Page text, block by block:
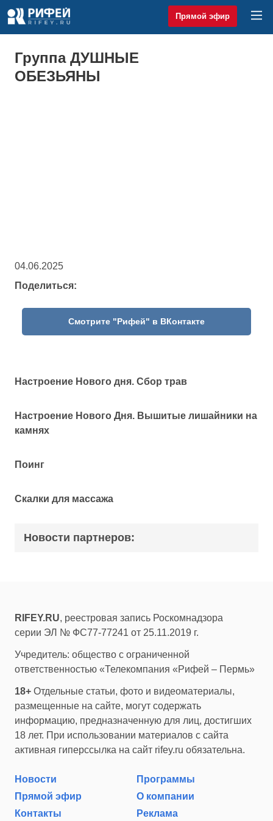
Прямой эфир
Группа ДУШНЫЕ
ОБЕЗЬЯНЫ
04.06.2025
Поделиться:
Смотрите "Рифей" в ВКонтакте
Настроение Нового дня. Сбор трав
Настроение Нового Дня. Вышитые лишайники на
камнях
Поинг
Скалки для массажа
Новости партнеров:
RIFEY.RU, реестровая запись Роскомнадзора
серии ЭЛ № ФС77-77241 от 25.11.2019 г.
Учредитель: общество с ограниченной
ответственностью «Телекомпания «Рифей – Пермь»
18+ Отдельные статьи, фото и видеоматериалы,
размещенные на сайте, могут содержать
информацию, предназначенную для лиц, достигших
18 лет. При использовании материалов с сайта
активная гиперссылка на сайт rifey.ru обязательна.
Новости
Программы
Прямой эфир
О компании
Контакты
Реклама